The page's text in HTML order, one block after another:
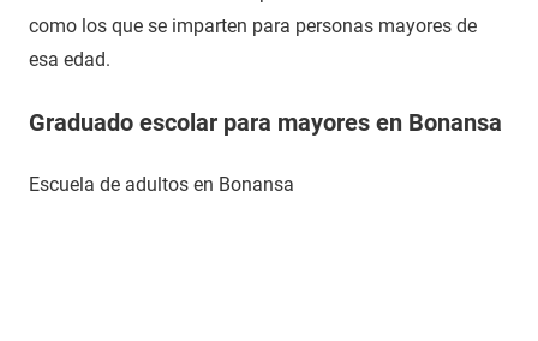
como los que se imparten para personas mayores de
esa edad.
Graduado escolar para mayores en Bonansa
Escuela de adultos en Bonansa